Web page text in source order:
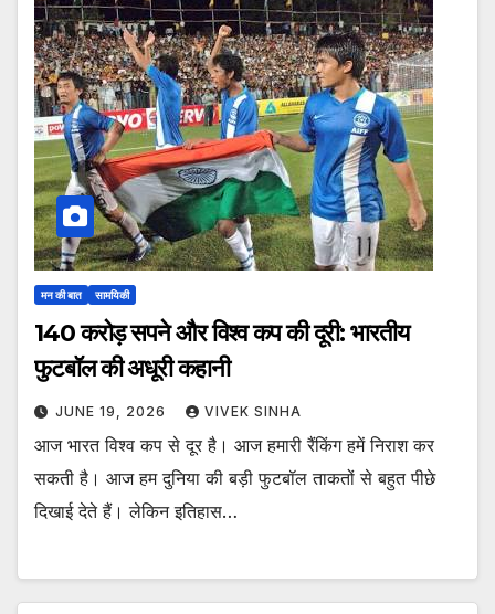
मन की बात सामयिकी
140 करोड़ सपने और विश्व कप की दूरी: भारतीय
फुटबॉल की अधूरी कहानी
JUNE 19, 2026 VIVEK SINHA
आज भारत विश्व कप से दूर है। आज हमारी रैंकिंग हमें निराश कर
सकती है। आज हम दुनिया की बड़ी फुटबॉल ताकतों से बहुत पीछे
दिखाई देते हैं। लेकिन इतिहास…